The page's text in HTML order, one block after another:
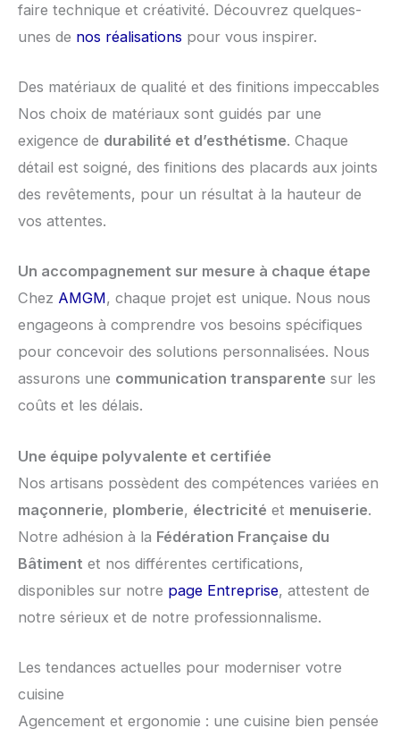
faire technique et créativité. Découvrez quelques-
unes de nos réalisations pour vous inspirer.
Des matériaux de qualité et des finitions impeccables
Nos choix de matériaux sont guidés par une
exigence de durabilité et d’esthétisme. Chaque
détail est soigné, des finitions des placards aux joints
des revêtements, pour un résultat à la hauteur de
vos attentes.
Un accompagnement sur mesure à chaque étape
Chez AMGM, chaque projet est unique. Nous nous
engageons à comprendre vos besoins spécifiques
pour concevoir des solutions personnalisées. Nous
assurons une communication transparente sur les
coûts et les délais.
Une équipe polyvalente et certifiée
Nos artisans possèdent des compétences variées en
maçonnerie, plomberie, électricité et menuiserie.
Notre adhésion à la Fédération Française du
Bâtiment et nos différentes certifications,
disponibles sur notre page Entreprise, attestent de
notre sérieux et de notre professionnalisme.
Les tendances actuelles pour moderniser votre
cuisine
Agencement et ergonomie : une cuisine bien pensée